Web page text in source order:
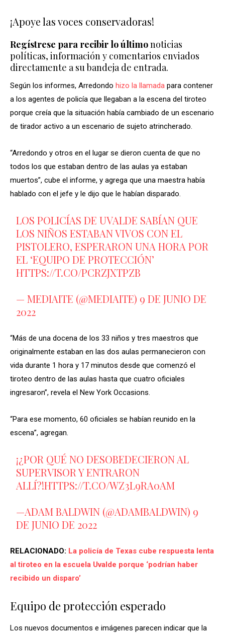
¡Apoye las voces conservadoras!
Regístrese para recibir lo últimonoticias
políticas, información y comentarios enviados
directamente a su bandeja de entrada.
Según los informes, Arredondo hizo la llamada para contener
a los agentes de policía que llegaban a la escena del tiroteo
porque creía que la situación había cambiado de un escenario
de tirador activo a un escenario de sujeto atrincherado.
“Arredondo y otros en el lugar se dieron cuenta de que no
todos los que estaban dentro de las aulas ya estaban
muertos”, cube el informe, y agrega que una maestra había
hablado con el jefe y le dijo que le habían disparado.
LOS POLICÍAS DE UVALDE SABÍAN QUE
LOS NIÑOS ESTABAN VIVOS CON EL
PISTOLERO, ESPERARON UNA HORA POR
EL ‘EQUIPO DE PROTECCIÓN’
HTTPS://T.CO/PCRZJXTPZB
— MEDIAITE (@MEDIAITE) 9 DE JUNIO DE
2022
“Más de una docena de los 33 niños y tres maestros que
originalmente estaban en las dos aulas permanecieron con
vida durante 1 hora y 17 minutos desde que comenzó el
tiroteo dentro de las aulas hasta que cuatro oficiales
ingresaron”, revela el New York Occasions.
“Para ese momento, 60 oficiales se habían reunido en la
escena”, agregan.
¡¿POR QUÉ NO DESOBEDECIERON AL
SUPERVISOR Y ENTRARON
ALLÍ?!HTTPS://T.CO/WZ3L9RA0AM
—ADAM BALDWIN (@ADAMBALDWIN) 9
DE JUNIO DE 2022
RELACIONADO: La policía de Texas cube respuesta lenta
al tiroteo en la escuela Uvalde porque ‘podrían haber
recibido un disparo’
Equipo de protección esperado
Los nuevos documentos e imágenes parecen indicar que la